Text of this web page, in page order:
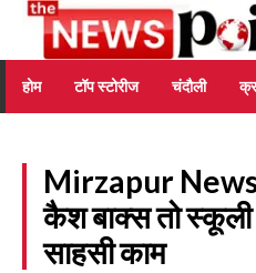
होम टॉप स्टोरीज चंदौली
Mirzapur
कैश बाक्स तो स्कूली
साहसी काम